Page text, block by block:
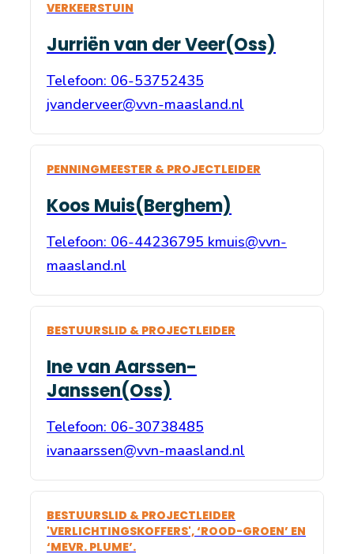
VERKEERSTUIN
Jurriën van der Veer(Oss)
Telefoon: 06-53752435
jvanderveer@vvn-maasland.nl
PENNINGMEESTER & PROJECTLEIDER
Koos Muis(Berghem)
Telefoon: 06-44236795 kmuis@vvn-
maasland.nl
BESTUURSLID & PROJECTLEIDER
Ine van Aarssen-
Janssen(Oss)
Telefoon: 06-30738485
ivanaarssen@vvn-maasland.nl
BESTUURSLID & PROJECTLEIDER
'VERLICHTINGSKOFFERS', ‘ROOD-GROEN’ EN
‘MEVR. PLUME’.